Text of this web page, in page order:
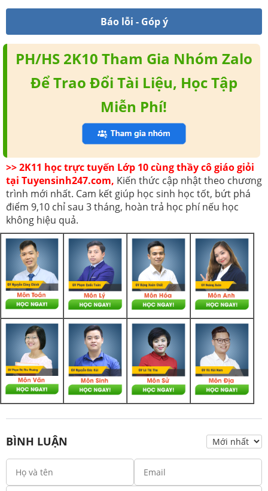
Báo lỗi - Góp ý
PH/HS 2K10 Tham Gia Nhóm Zalo
Để Trao Đổi Tài Liệu, Học Tập
Miễn Phí!
>> 2K11 học trực tuyến Lớp 10 cùng thầy cô giáo giỏi
tại Tuyensinh247.com, Kiến thức cập nhật theo chương
trình mới nhất. Cam kết giúp học sinh học tốt, bứt phá
điểm 9,10 chỉ sau 3 tháng, hoàn trả học phí nếu học
không hiệu quả.
BÌNH LUẬN